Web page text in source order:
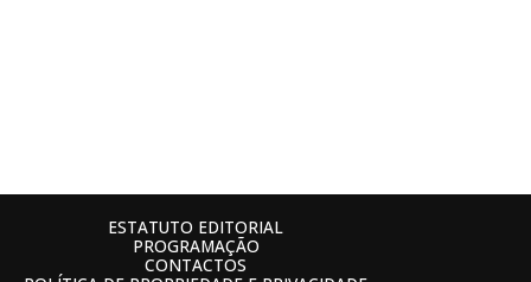
ESTATUTO EDITORIAL
PROGRAMAÇÃO
CONTACTOS